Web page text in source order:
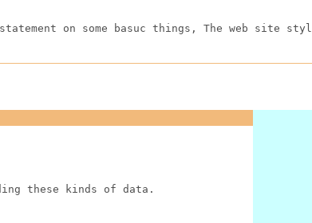
on some basuc things, The web
these kinds of data.